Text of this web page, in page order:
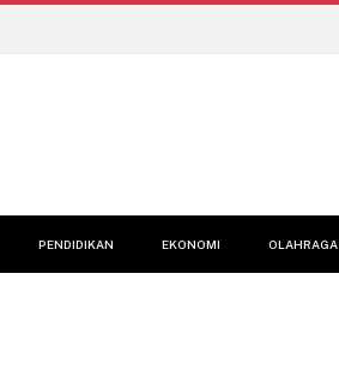
PENDIDIKAN EKONOMI OLAHRAGA